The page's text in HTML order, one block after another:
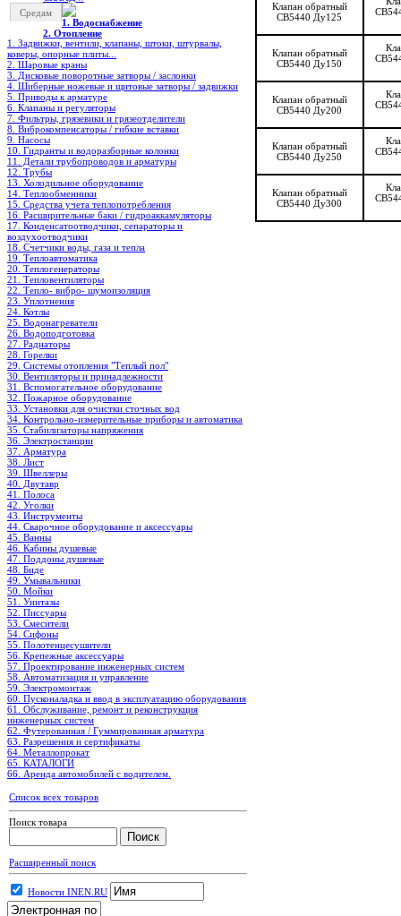
Средам
1. Водоснабжение
2. Отопление
1. Задвижки, вентили, клапаны, штоки, штурвалы,
коверы, опорные плиты...
2. Шаровые краны
3. Дисковые поворотные затворы / заслонки
4. Шиберные ножевые и щитовые затворы / задвижки
5. Приводы к арматуре
6. Клапаны и регуляторы
7. Фильтры, грязевики и грязеотделители
8. Виброкомпенсаторы / гибкие вставки
9. Насосы
10. Гидранты и водоразборные колонки
11. Детали трубопроводов и арматуры
12. Трубы
13. Холодильное oборудование
14. Теплообменники
15. Средства учета теплопотребления
16. Расширительные баки / гидроаккамуляторы
17. Конденсатоотводчики, сепараторы и
воздухоотводчики
18. Счетчики воды, газа и тепла
19. Теплоавтоматика
20. Теплогенераторы
21. Тепловентиляторы
22. Тепло- вибро- шумоизоляция
23. Уплотнения
24. Котлы
25. Водонагреватели
26. Водоподготовка
27. Радиаторы
28. Горелки
29. Системы отопления "Теплый пол"
30. Вентиляторы и принадлежности
31. Вспомогательное оборудование
32. Пожарное оборудование
33. Установки для очистки сточных вод
34. Контрольно-измерительные приборы и автоматика
35. Стабилизаторы напряжения
36. Электростанции
37. Арматура
38. Лист
39. Швеллеры
40. Двутавр
41. Полоса
42. Уголки
43. Инструменты
44. Сварочное оборудование и аксессуары
45. Ванны
46. Кабины душевые
47. Поддоны душевые
48. Биде
49. Умывальники
50. Мойки
51. Унитазы
52. Писсуары
53. Смесители
54. Сифоны
55. Полотенцесушители
56. Крепежные аксессуары
57. Проектирование инженерных систем
58. Автоматизация и управление
59. Электромонтаж
60. Пусконаладка и ввод в эксплуатацию оборудования
61. Обслуживание, ремонт и реконструкция
инженерных систем
62. Футерованная / Гуммированная арматура
63. Разрешения и сертификаты
64. Металлопрокат
65. КАТАЛОГИ
66. Аренда автомобилей с водителем.
Список всех товаров
Поиск товара
Расширенный поиск
Новости INEN.RU
Клапан обратный
СВ5440 Ду125
Клапан обратный
СВ5440 Ду150
Клапан обратный
СВ5440 Ду200
Клапан обратный
СВ5440 Ду250
Клапан обратный
СВ5440 Ду300